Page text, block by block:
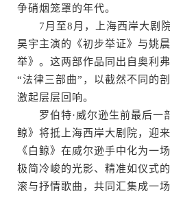
争硝烟笼罩的年代。
7月至8月，上海西岸大剧
昊宇主演的《初步举证》与姚
举》。这两部作品同出自奥利
“法律三部曲”，以截然不同的
激起层层回响。
罗伯特·威尔逊生前最后一
鲸》将抵上海西岸大剧院，迎
《白鲸》在威尔逊手中化为
极简冷峻的光影、精准如仪式
滚与抒情歌曲，共同汇集成一